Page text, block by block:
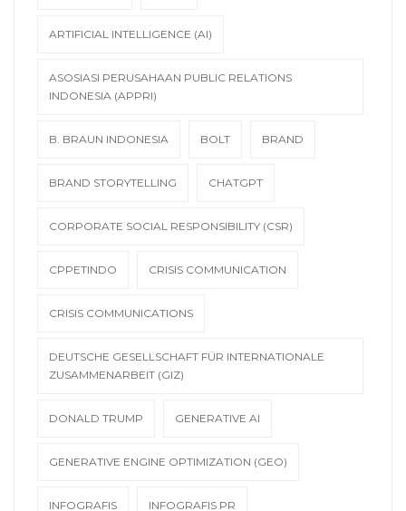
ARTIFICIAL INTELLIGENCE (AI)
ASOSIASI PERUSAHAAN PUBLIC RELATIONS
INDONESIA (APPRI)
B. BRAUN INDONESIA BOLT BRAND
BRAND STORYTELLING CHATGPT
CORPORATE SOCIAL RESPONSIBILITY (CSR)
CPPETINDO CRISIS COMMUNICATION
CRISIS COMMUNICATIONS
DEUTSCHE GESELLSCHAFT FÜR INTERNATIONALE
ZUSAMMENARBEIT (GIZ)
DONALD TRUMP GENERATIVE AI
GENERATIVE ENGINE OPTIMIZATION (GEO)
INFOGRAFIS INFOGRAFIS PR